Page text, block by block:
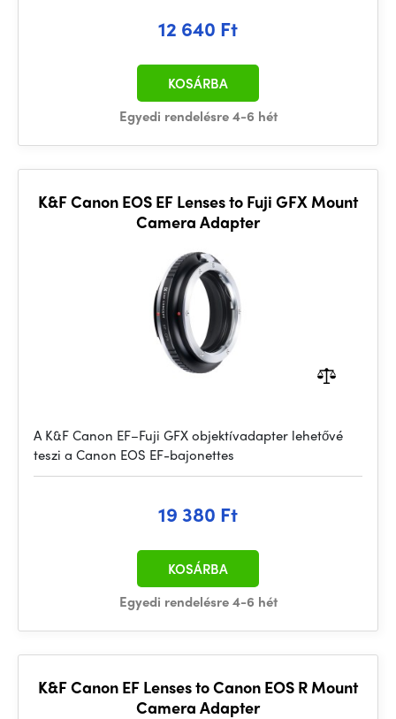
12 640 Ft
Egyedi rendelésre 4-6 hét
KOSÁRBA
K&F Canon EOS EF Lenses to Fuji GFX Mount
Camera Adapter
A K&F Canon EF–Fuji GFX objektívadapter lehetővé
teszi a Canon EOS EF-bajonettes
19 380 Ft
Egyedi rendelésre 4-6 hét
KOSÁRBA
K&F Canon EF Lenses to Canon EOS R Mount
Camera Adapter